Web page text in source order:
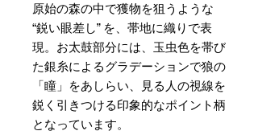
原始の森の中で獲物を狙うような
“鋭い眼差し” を、帯地に織りで表
現。お太鼓部分には、玉虫色を帯び
た銀糸によるグラデーションで狼の
「瞳」をあしらい、見る人の視線を
鋭く引きつける印象的なポイント柄
となっています。